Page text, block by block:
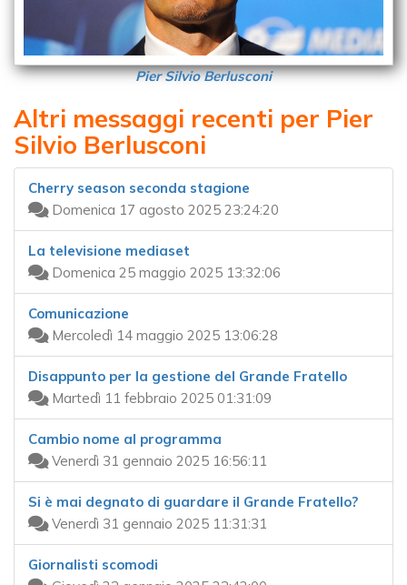
Pier Silvio Berlusconi
Altri messaggi recenti per Pier
Silvio Berlusconi
Cherry season seconda stagione
Domenica 17 agosto 2025 23:24:20
La televisione mediaset
Domenica 25 maggio 2025 13:32:06
Comunicazione
Mercoledì 14 maggio 2025 13:06:28
Disappunto per la gestione del Grande Fratello
Martedì 11 febbraio 2025 01:31:09
Cambio nome al programma
Venerdì 31 gennaio 2025 16:56:11
Si è mai degnato di guardare il Grande Fratello?
Venerdì 31 gennaio 2025 11:31:31
Giornalisti scomodi